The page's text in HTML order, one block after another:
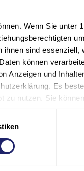
Wenn Sie unter
ihnen sind essenziell,
können
Anzeigen und
Es
zu nutzen. Sie
Einige Services
stuft die USA als